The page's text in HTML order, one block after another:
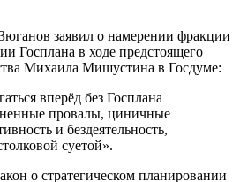
заявил о намерении фракции
Госплана в ходе предстоящего
Михаила Мишустина в Госдуме:
вперёд без Госплана
провалы, циничные
и бездеятельность,
суетой».
о стратегическом планировании